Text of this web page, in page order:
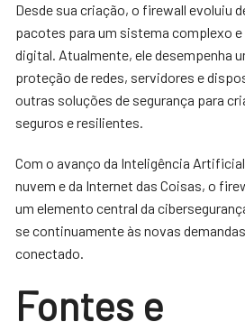
Desde sua criação, o firewall evoluiu
pacotes para um sistema complexo
digital. Atualmente, ele desempenha
proteção de redes, servidores e
outras soluções de segurança para
seguros e resilientes.
Com o avanço da Inteligência
nuvem e da Internet das Coisas, o
um elemento central da
se continuamente às novas
conectado.
Fontes e